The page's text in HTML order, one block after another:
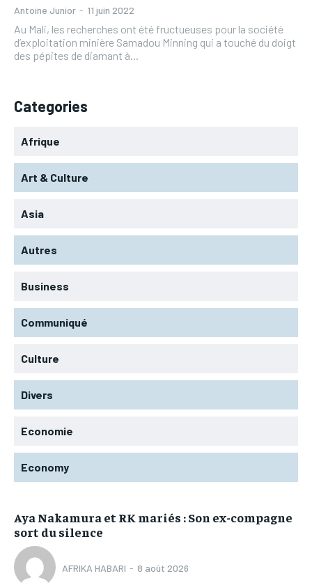
Antoine Junior - 11 juin 2022
Au Mali, les recherches ont été fructueuses pour la société
d’exploitation minière Samadou Minning qui a touché du doigt
des pépites de diamant à...
Categories
Afrique
Art & Culture
Asia
Autres
Business
Communiqué
Culture
Divers
Economie
Economy
Aya Nakamura et RK mariés : Son ex-compagne
sort du silence
AFRIKA HABARI - 8 août 2026